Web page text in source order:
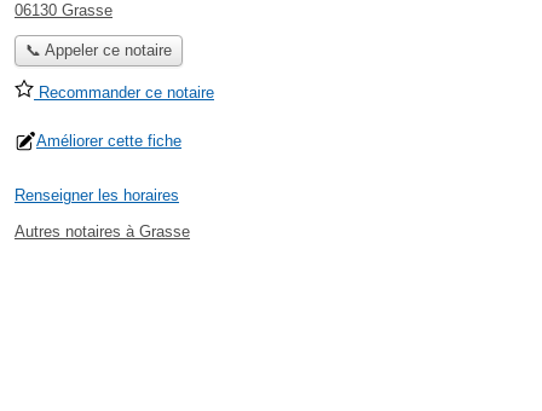
06130 Grasse
📞 Appeler ce notaire
Recommander ce notaire
Améliorer cette fiche
Renseigner les horaires
Autres notaires à Grasse